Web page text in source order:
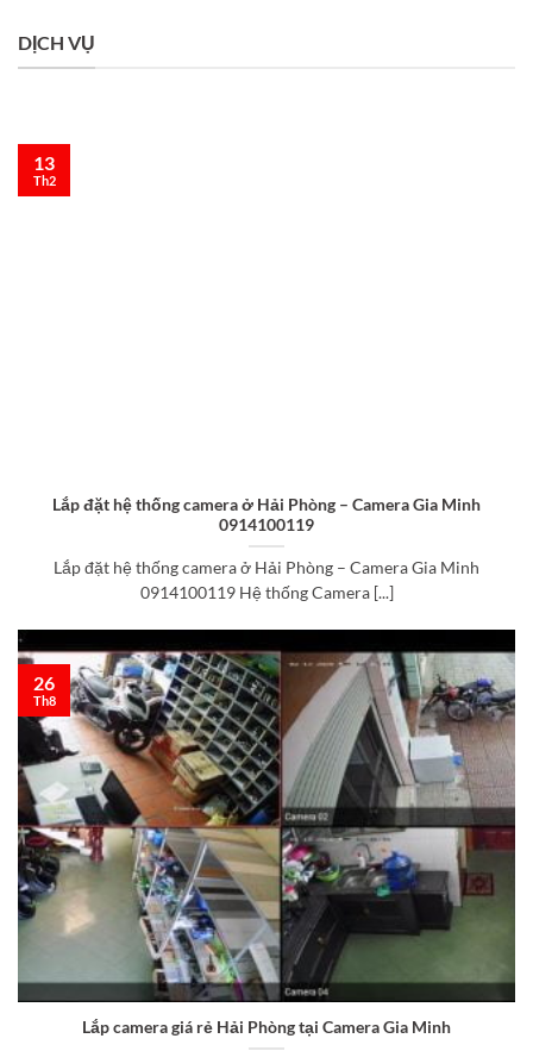
DỊCH VỤ
Lắp đặt hệ thống camera ở Hải Phòng – Camera Gia Minh
0914100119
Lắp đặt hệ thống camera ở Hải Phòng – Camera Gia Minh
0914100119 Hệ thống Camera [...]
13
Th2
Lắp camera giá rẻ Hải Phòng tại Camera Gia Minh
26
Th8